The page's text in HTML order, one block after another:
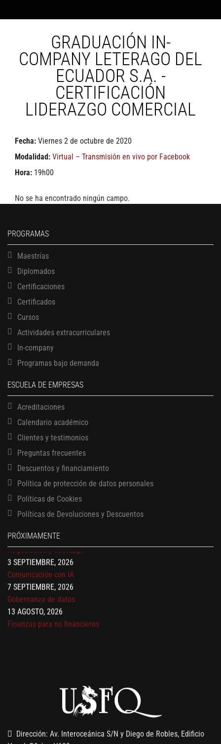
GRADUACIÓN IN-
COMPANY LETERAGO DEL
ECUADOR S.A. -
CERTIFICACIÓN
LIDERAZGO COMERCIAL
Fecha: Viernes 2 de octubre de 2020
Modalidad: Virtual – Transmisión en vivo por Facebook
Hora: 19h00
No se ha encontrado ningún campo.
PROGRAMAS
Maestrías
Diplomados
Certificaciones
Certificados
Cursos
Actividades extracurriculares
In-company
Programas bajo demanda
ESCUELA DE EMPRESAS
Acreditaciones
Calendario académico
Clientes y testimonios
Preguntas frecuentes
Descuentos y financiamiento
Política de protección de datos personales
Políticas de Cookies
Políticas de Devoluciones y Descuentos
PRÓXIMAMENTE
13 AGOSTO, 2026
Finanzas para no financieros
17 AGOSTO, 2026
Gerencia de empresas familiares
17 AGOSTO, 2026
Maestría en administración de empresas – MBA
17 AGOSTO, 2026
Maestría en finanzas
20 AGOSTO, 2026
27 AGOSTO, 2026
Negociación y liderazgo
3 SEPTIEMBRE, 2026
Comunicación con IA
7 SEPTIEMBRE, 2026
Gobernanza de datos
13 AGOSTO, 2026
Finanzas para no financieros
Dirección: Av. Interoceánica S/N y Diego de Robles, Edificio